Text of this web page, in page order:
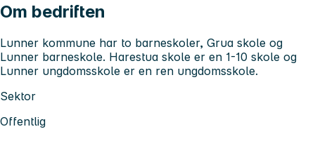
Om bedriften
Lunner kommune har to barneskoler, Grua skole og
Lunner barneskole. Harestua skole er en 1-10 skole og
Lunner ungdomsskole er en ren ungdomsskole.
Sektor
Offentlig